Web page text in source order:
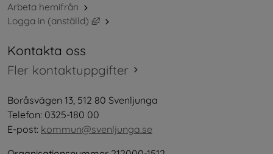
Arbeta hemifrån
Logga in (anställd)
Länk till annan webbplats, öppnas i nytt
Kontakta oss
Fler kontaktuppgifter
Boråsvägen 13, 512 80 Svenljunga
Telefon: 0325-180 00
E-post: kommun@svenljunga.se